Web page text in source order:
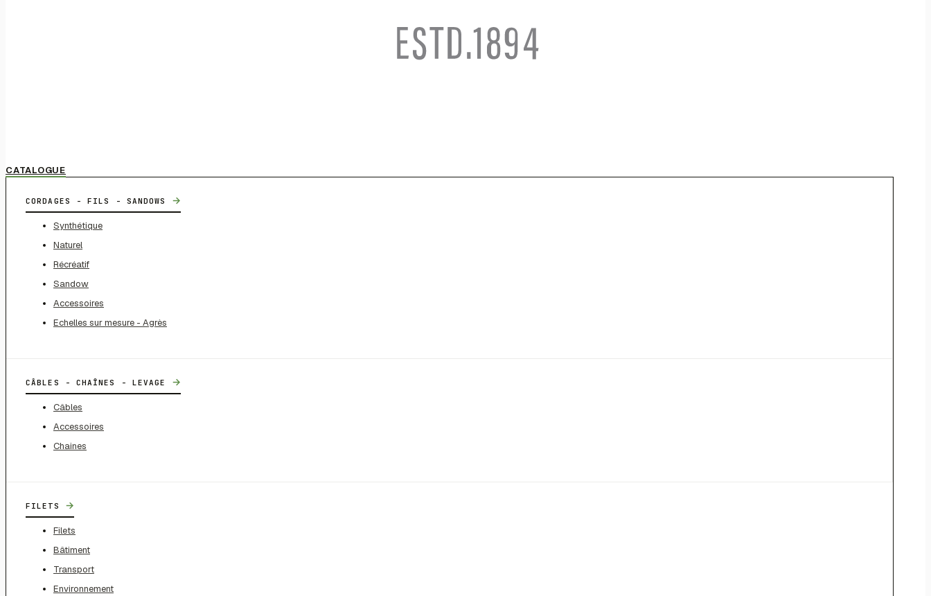
CATALOGUE
CORDAGES - FILS - SANDOWS →
Synthétique
Naturel
Récréatif
Sandow
Accessoires
Echelles sur mesure - Agrès
CÂBLES - CHAÎNES - LEVAGE →
Câbles
Accessoires
Chaines
FILETS →
Filets
Bâtiment
Transport
Environnement